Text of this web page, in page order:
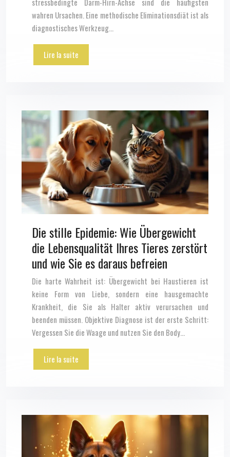
wahren Ursachen. Eine methodische Eliminationsdiät ist als
diagnostisches Werkzeug…
Lire la suite
Die stille Epidemie: Wie Übergewicht
die Lebensqualität Ihres Tieres zerstört
und wie Sie es daraus befreien
Die harte Wahrheit ist: Übergewicht bei Haustieren ist
keine Form von Liebe, sondern eine hausgemachte
Krankheit, die Sie als Halter aktiv verursachen und
beenden müssen. Objektive Diagnose ist der erste Schritt:
Vergessen Sie die Waage und nutzen Sie den Body…
Lire la suite